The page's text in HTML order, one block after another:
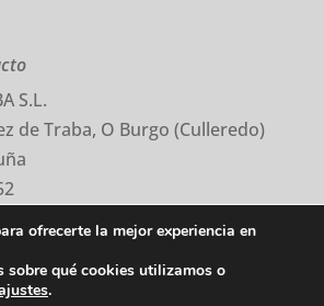
S.L.
de Traba, O Burgo (Culleredo)
–Política Privacidad–Cookies
ofrecerte la mejor experiencia en
sobre qué cookies utilizamos o
.